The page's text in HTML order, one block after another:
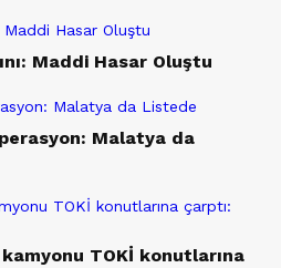
Maddi Hasar Oluştu
Malatya da
TOKİ konutlarına